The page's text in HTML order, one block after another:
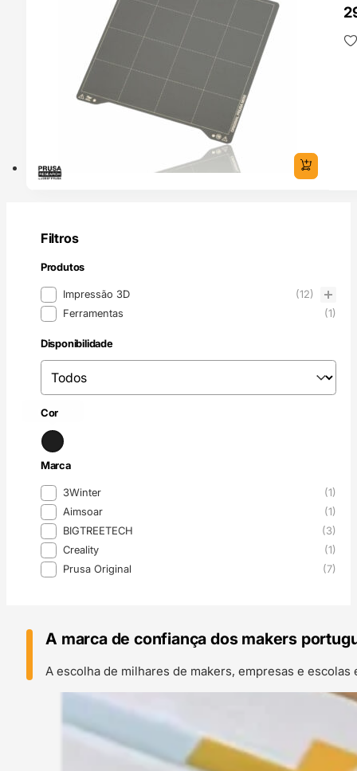
Filtros
Produtos
ProdutosImpressão 3D
(12)
Ferramentas
(1)
Disponibilidade
Disponibilidade
Disponibilidade
Cor
Cor
Preto
Marca
Marca3Winter
(1)
Aimsoar
(1)
BIGTREETECH
(3)
Creality
(1)
Prusa Original
(7)
A marca de confiança dos makers
A escolha de milhares de makers, empresas e escolas